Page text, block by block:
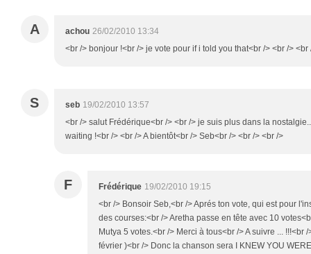
A achou 26/02/2010 13:34
<br /> bonjour !<br /> je vote pour if i told you that<br /> <br /> <br
S seb 19/02/2010 13:57
<br /> salut Frédérique<br /> <br /> je suis plus dans la
waiting !<br /> <br /> A bientôt<br /> Seb<br /> <br /> <br />
F Frédérique 19/02/2010 19:15
<br /> Bonsoir Seb,<br /> Aprés ton vote, qui est pour
des courses:<br /> Aretha passe en tête avec 10
Mutya 5 votes.<br /> Merci à tous<br /> A suivre ... !!!<br
février )<br /> Donc la chanson sera I KNEW YOU